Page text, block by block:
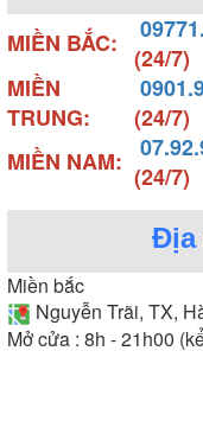
- Máy hút mùi
máy hút mùi áp
hút mùi kính cong
MIỀN BẮC: (24/7)
MIỀN
TRUNG:
(24/7)
MIỀN NAM: (24/7)
Địa
Miền bắc
Nguyễn Trãi, TX,
Mở cửa : 8h - 21h00